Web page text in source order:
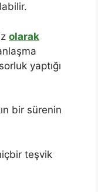
olarak
yaptığı
bir sürenin
teşvik